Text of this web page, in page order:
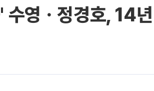
수영ㆍ정경호, 14